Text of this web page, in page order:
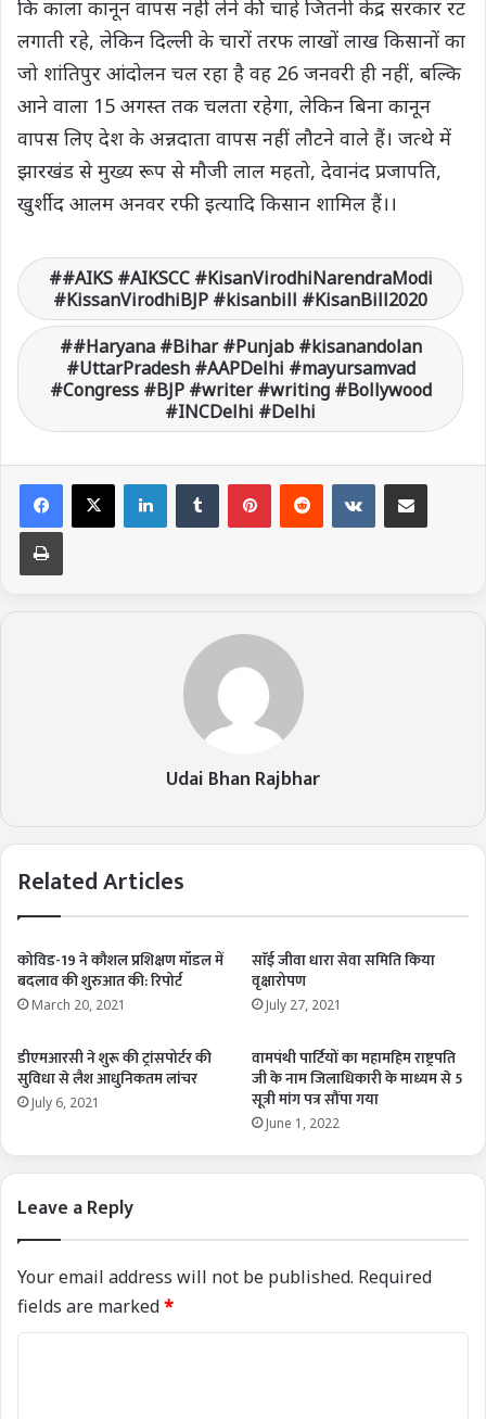
कि काला कानून वापस नहीं लेने की चाहे जितनी केंद्र सरकार रट
लगाती रहे, लेकिन दिल्ली के चारों तरफ लाखों लाख किसानों का
जो शांतिपुर आंदोलन चल रहा है वह 26 जनवरी ही नहीं, बल्कि
आने वाला 15 अगस्त तक चलता रहेगा, लेकिन बिना कानून
वापस लिए देश के अन्नदाता वापस नहीं लौटने वाले हैं। जत्थे में
झारखंड से मुख्य रूप से मौजी लाल महतो, देवानंद प्रजापति,
खुर्शीद आलम अनवर रफी इत्यादि किसान शामिल हैं।।
#AIKS #AIKSCC #KisanVirodhiNarendraModi
#KissanVirodhiBJP #kisanbill #KisanBill2020
#Haryana #Bihar #Punjab #kisanandolan
#UttarPradesh #AAPDelhi #mayursamvad
#Congress #BJP #writer #writing #Bollywood
#INCDelhi #Delhi
LinkedIn VKontakte
Udai Bhan Rajbhar
Related Articles
कोविड-19 ने कौशल प्रशिक्षण मॉडल में
बदलाव की शुरुआत की: रिपोर्ट
March 20, 2021
साॅई जीवा धारा सेवा समिति किया
वृक्षारोपण
July 27, 2021
डीएमआरसी ने शुरू की ट्रांसपोर्टर की
सुविधा से लैश आधुनिकतम लांचर
July 6, 2021
वामपंथी पार्टियों का महामहिम राष्ट्रपति
जी के नाम जिलाधिकारी के माध्यम से 5
सूत्री मांग पत्र सौंपा गया
June 1, 2022
Leave a Reply
Your email address will not be published. Required
fields are marked*